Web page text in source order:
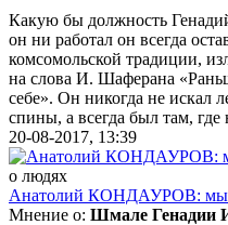
Какую бы должность
он ни работал он всегда
комсомольской традиции,
на слова И. Шаферана
себе». Он никогда не искал
спины, а всегда был там,
20-08-2017, 13:39
о людях
Анатолий КОНДАУРОВ:
Мнение о: Шмале Генадии